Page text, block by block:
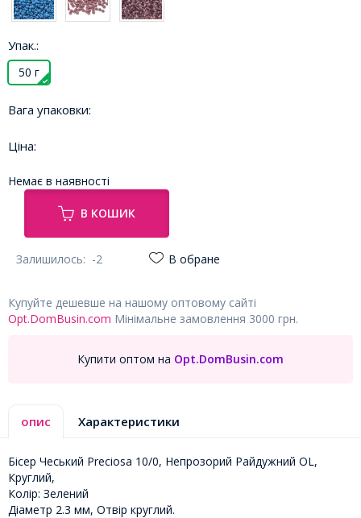
Упак.:
50 г
Вага упаковки:
Ціна:
Немає в наявності
В КОШИК
Залишилось: -2 В обране
Купуйте дешевше на нашому оптовому сайті
Opt.DomBusin.com Мінімальне замовлення 3000 грн.
Купити оптом на Opt.DomBusin.com
опис Характеристики
Бісер Чеський Preciosa 10/0, Непрозорий Райдужний OL,
Круглий,
Колір: Зелений
Діаметр 2.3 мм, Отвір круглий.